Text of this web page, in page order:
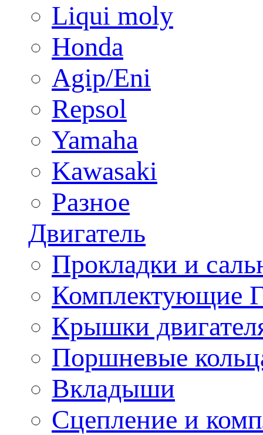
Liqui moly
Honda
Agip/Eni
Repsol
Yamaha
Kawasaki
Разное
Двигатель
Прокладки и
Комплектующие
Крышки
Поршневые
Вкладыши
Сцепление и